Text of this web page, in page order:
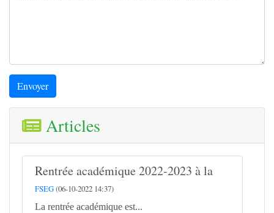
Envoyer
Articles
Rentrée académique 2022-2023 à la
FSEG(06-10-2022 14:37)
La rentrée académique est...